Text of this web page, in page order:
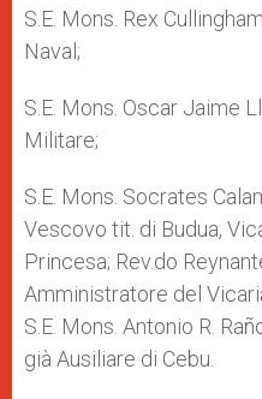
S.E. Mons. Rex
Naval;
S.E. Mons. Oscar Jaime
Militare;
S.E. Mons. Socrates
Vescovo tit. di Budua,
Princesa; Rev.do
Amministratore del
S.E. Mons. Antonio R.
già Ausiliare di Cebu.